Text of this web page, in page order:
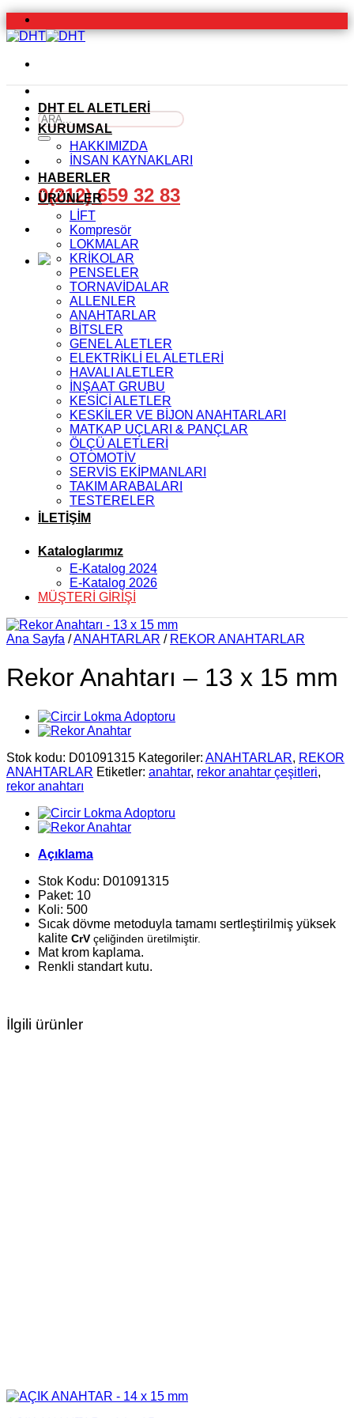
İçeriğe
atla
Ara:
0(212) 659 32 83
DHT EL ALETLERİ
KURUMSAL
HAKKIMIZDA
İNSAN KAYNAKLARI
HABERLER
ÜRÜNLER
LİFT
Kompresör
LOKMALAR
KRİKOLAR
PENSELER
TORNAVİDALAR
ALLENLER
ANAHTARLAR
BİTSLER
GENEL ALETLER
ELEKTRİKLİ EL ALETLERİ
HAVALI ALETLER
İNŞAAT GRUBU
KESİCİ ALETLER
KESKİLER VE BİJON ANAHTARLARI
MATKAP UÇLARI & PANÇLAR
ÖLÇÜ ALETLERİ
OTOMOTİV
SERVİS EKİPMANLARI
TAKIM ARABALARI
TESTERELER
İLETİŞİM
Kataloglarımız
E-Katalog 2024
E-Katalog 2026
MÜŞTERİ GİRİŞİ
Ana Sayfa /ANAHTARLAR / REKOR ANAHTARLAR
Rekor Anahtarı – 13 x 15 mm
Stok kodu: D01091315 Kategoriler: ANAHTARLAR, REKOR
ANAHTARLAR Etiketler: anahtar, rekor anahtar çeşitleri,
rekor anahtarı
Açıklama
Stok Kodu: D01091315
Paket: 10
Koli: 500
Sıcak dövme metoduyla tamamı sertleştirilmiş yüksek
kalite CrV çeliğinden üretilmiştir.
Mat krom kaplama.
Renkli standart kutu.
İlgili ürünler